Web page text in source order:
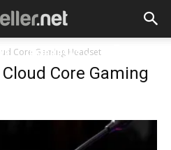
EMPRESAS
Core Gaming Headset
Core Gaming